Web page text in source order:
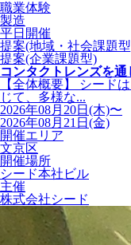
職業体験
製造
平日開催
提案(地域・社会課題
提案(企業課題型)
コンタクトレンズを
【全体概要】 シード
じて、多様な...
2026年08月20日(木)〜
2026年08月21日(金)
開催エリア
文京区
開催場所
シード本社ビル
主催
株式会社シード